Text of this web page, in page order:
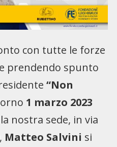
con tutte le forze
prendendo spunto
“Non
1 marzo 2023
nostra sede, in via
Matteo Salvini si